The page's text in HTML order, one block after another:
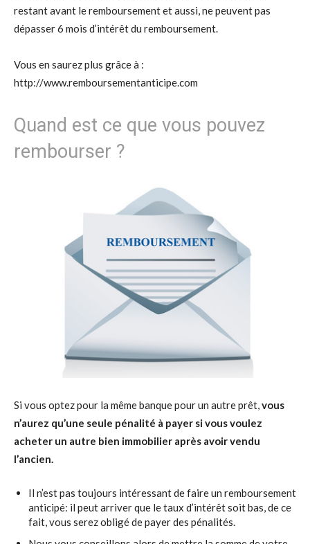
restant avant le remboursement et aussi, ne peuvent pas
dépasser 6 mois d’intérêt du remboursement.
Vous en saurez plus grâce à :
http://www.remboursementanticipe.com
Quand est ce que vous pouvez
rembourser ?
Si vous optez pour la même banque pour un autre prêt,vous
n’aurez qu’une seule pénalité à payer si vous voulez
acheter un autre bien immobilier après avoir vendu
l’ancien.
Il n’est pas toujours intéressant de faire un remboursement
anticipé: il peut arriver que le taux d’intérêt soit bas, de ce
fait, vous serez obligé de payer des pénalités.